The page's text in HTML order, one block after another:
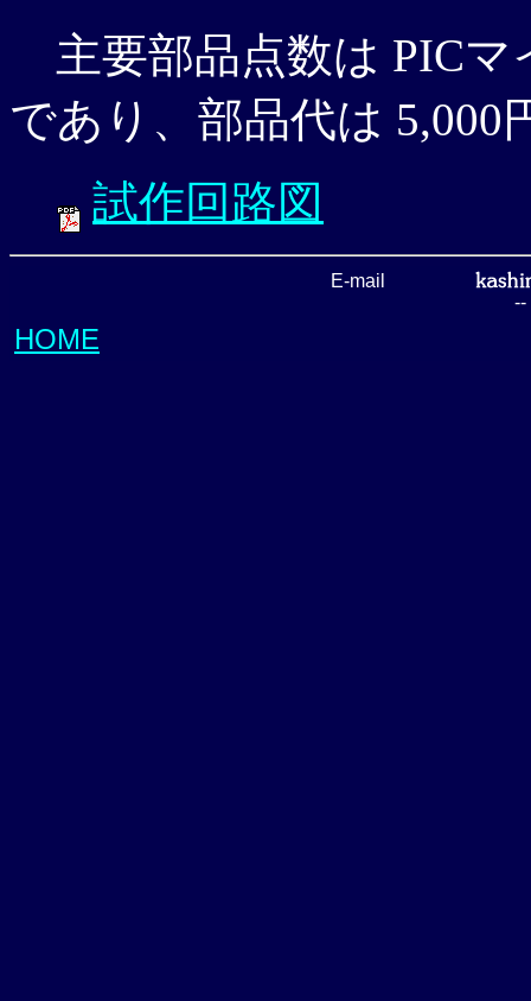
主要部品点数は PICマ
であり、部品代は 5,000
試作回路図
E-mail
--
HOME